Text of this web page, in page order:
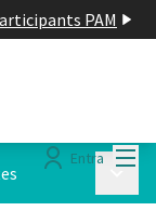
PAM
Entra